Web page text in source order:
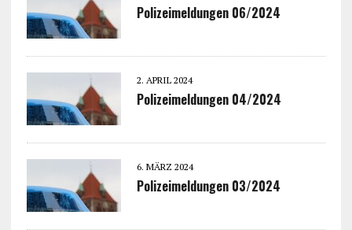
Polizeimeldungen 06/2024
2. APRIL 2024
Polizeimeldungen 04/2024
6. MÄRZ 2024
Polizeimeldungen 03/2024